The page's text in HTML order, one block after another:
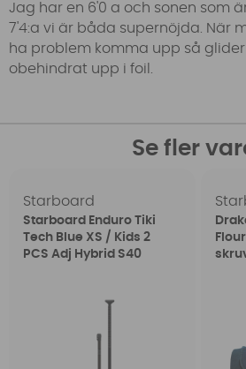
Jag har en 6'0 a och sonen som
7'4:a vi är båda supernöjda. När
ha problem komma upp så
obehindrat upp i foil.
Se fler
Starboard
Starboard Enduro Tiki
Tech Blue XS / Kids 2
PCS Adj Hybrid S40